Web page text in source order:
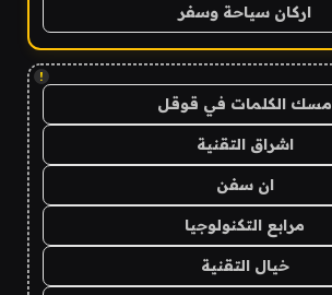
اركان سياحة وسفر
!
مسك الكلمات في قوقل
اشراق التقنية
ان سفن
مرابع التكنولوجيا
خيال التقنية